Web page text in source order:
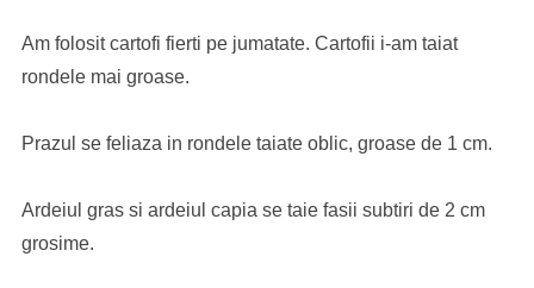
Am folosit cartofi fierti pe jumatate. Cartofii i-am taiat
rondele mai groase.
Prazul se feliaza in rondele taiate oblic, groase de 1 cm.
Ardeiul gras si ardeiul capia se taie fasii subtiri de 2 cm
grosime.